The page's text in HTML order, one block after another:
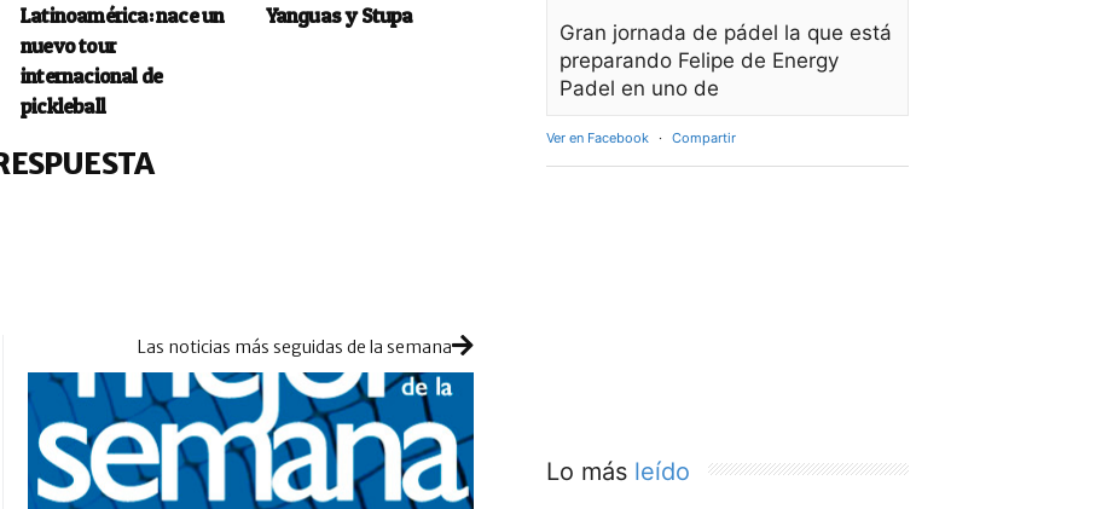
Latinoamérica: nace un
nuevo tour
internacional de
pickleball
Yanguas y Stupa
Las noticias más seguidas de la semana
Gran jornada de pádel la que está
preparando Felipe de Energy
Padel en uno de
Ver en Facebook · Compartir
Lo más leído